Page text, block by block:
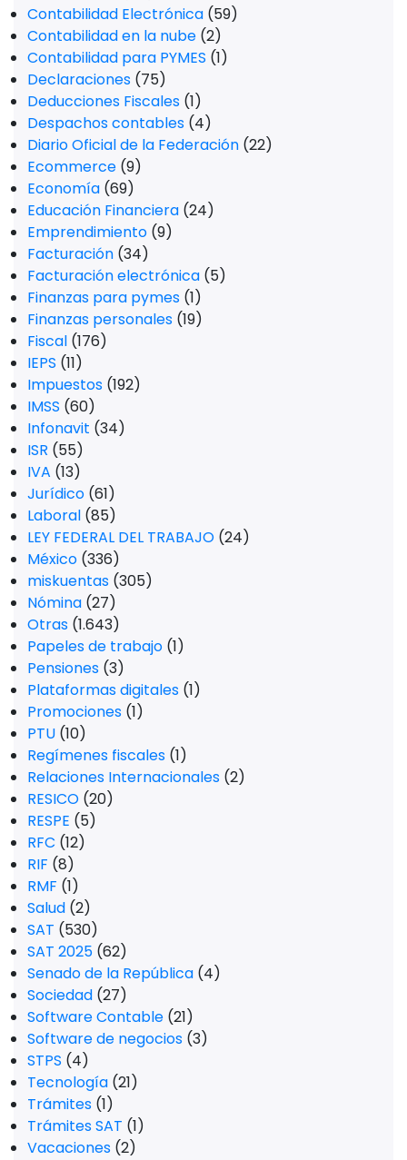
Contabilidad Electrónica (59)
Contabilidad en la nube (2)
Contabilidad para PYMES (1)
Declaraciones (75)
Deducciones Fiscales (1)
Despachos contables (4)
Diario Oficial de la Federación (22)
Ecommerce (9)
Economía (69)
Educación Financiera (24)
Emprendimiento (9)
Facturación (34)
Facturación electrónica (5)
Finanzas para pymes (1)
Finanzas personales (19)
Fiscal (176)
IEPS (11)
Impuestos (192)
IMSS (60)
Infonavit (34)
ISR (55)
IVA (13)
Jurídico (61)
Laboral (85)
LEY FEDERAL DEL TRABAJO (24)
México (336)
miskuentas (305)
Nómina (27)
Otras (1.643)
Papeles de trabajo (1)
Pensiones (3)
Plataformas digitales (1)
Promociones (1)
PTU (10)
Regímenes fiscales (1)
Relaciones Internacionales (2)
RESICO (20)
RESPE (5)
RFC (12)
RIF (8)
RMF (1)
Salud (2)
SAT (530)
SAT 2025 (62)
Senado de la República (4)
Sociedad (27)
Software Contable (21)
Software de negocios (3)
STPS (4)
Tecnología (21)
Trámites (1)
Trámites SAT (1)
Vacaciones (2)